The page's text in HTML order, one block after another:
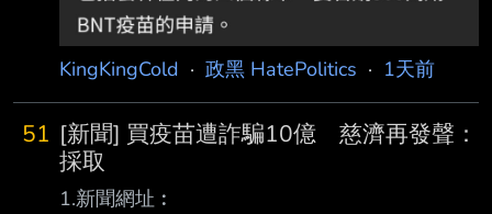
KingKingCold · 政黑 HatePolitics · 1天前
51 [新聞] 買疫苗遭詐騙10億 慈濟再發聲：
採取
1.新聞網址︰